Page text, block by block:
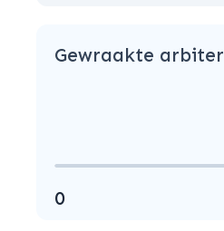
Gewraakte arbiter
0